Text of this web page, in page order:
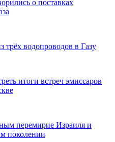
о поставках
трёх водопроводов в Газу
итоги встреч эмиссаров
перемирие Израиля и
поколении